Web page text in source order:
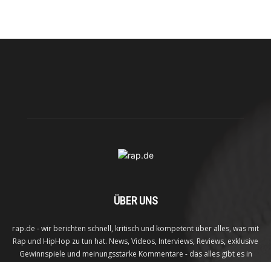
ÜBER UNS
rap.de - wir berichten schnell, kritisch und kompetent über alles, was mit
Rap und HipHop zu tun hat. News, Videos, Interviews, Reviews, exklusive
Gewinnspiele und meinungsstarke Kommentare - das alles gibt es in